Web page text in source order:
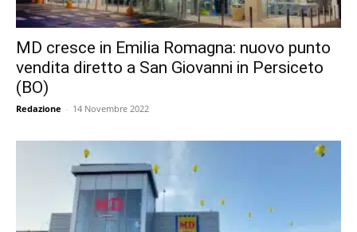
MD cresce in Emilia Romagna: nuovo punto
vendita diretto a San Giovanni in Persiceto
(BO)
Redazione - 14 Novembre 2022